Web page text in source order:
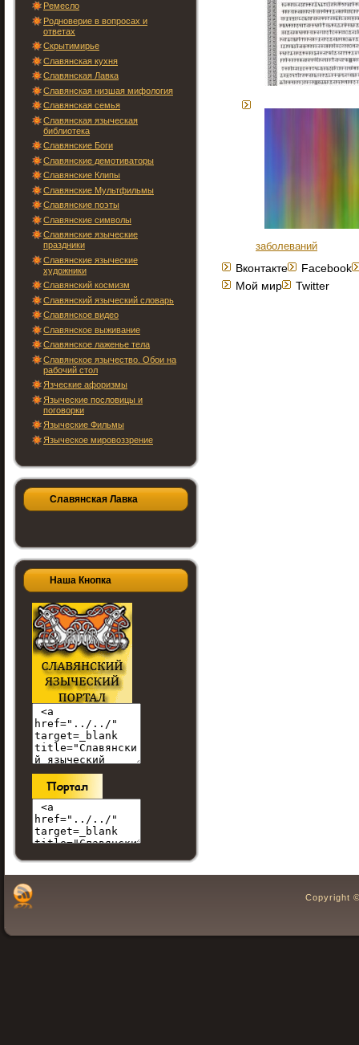
Ремесло
Родноверие в вопросах и
ответах
Скрытимирье
Славянская кухня
Славянская Лавка
Славянская низшая мифология
Славянская семья
Славянская языческая
библиотека
Славянские Боги
Славянские демотиваторы
Славянские Клипы
Славянские Мультфильмы
Славянские поэты
Славянские символы
Славянские языческие
праздники
Славянские языческие
художники
Славянский космизм
Славянский языческий словарь
Славянское видео
Славянское выживание
Славянское лаженье тела
Славянское язычество. Обои на
рабочий стол
Язческие афоризмы
Языческие пословицы и
поговорки
Языческие Фильмы
Языческое мировоззрение
Славянская Лавка
Наша Кнопка
заболеваний
Вконтакте
Facebook
Мой мир
Twitter
Copyright